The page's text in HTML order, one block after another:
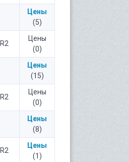
Цены
(5)
R2
Цены
(0)
Цены
(15)
R2
Цены
(0)
Цены
(8)
R2
Цены
(1)